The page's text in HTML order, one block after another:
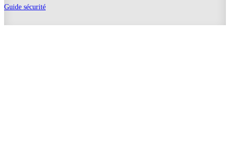
Guide sécurité